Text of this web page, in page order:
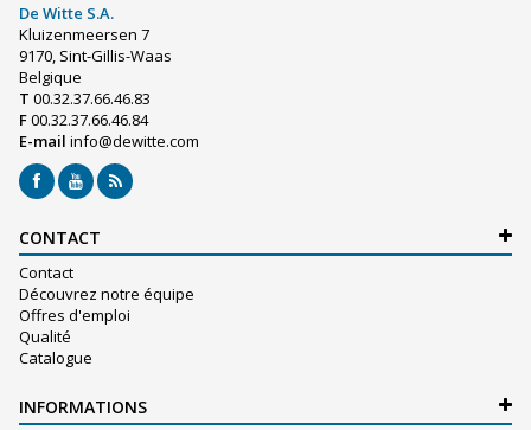
De Witte S.A.
Kluizenmeersen 7
9170, Sint-Gillis-Waas
Belgique
T 00.32.37.66.46.83
F00.32.37.66.46.84
E-mail info@dewitte.com
CONTACT
Contact
Découvrez notre équipe
Offres d'emploi
Qualité
Catalogue
INFORMATIONS